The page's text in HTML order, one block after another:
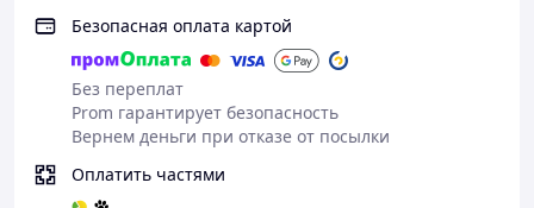
из высококачественного металла,
устойчивого к нагрузкам.
Два подшипника, которые соприкасаются
с крышкой, имеет специальную защитную
обойму.
Верхняя и боковая ручки производятся
Безопасная оплата картой
Без переплат
Prom гарантирует безопасность
Вернем деньги при отказе от посылки
Оплатить частями